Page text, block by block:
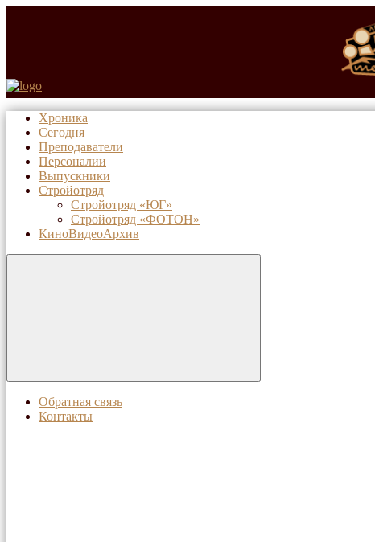
Хроника
Сегодня
Преподаватели
Персоналии
Выпускники
Стройотряд
Стройотряд «ЮГ»
Стройотряд «ФОТОН»
КиноВидеоАрхив
Обратная связь
Контакты